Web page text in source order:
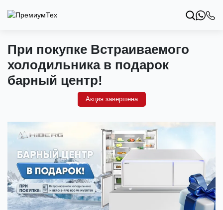
При покупке Встраиваемого
холодильника в подарок
барный центр!
Акция завершена